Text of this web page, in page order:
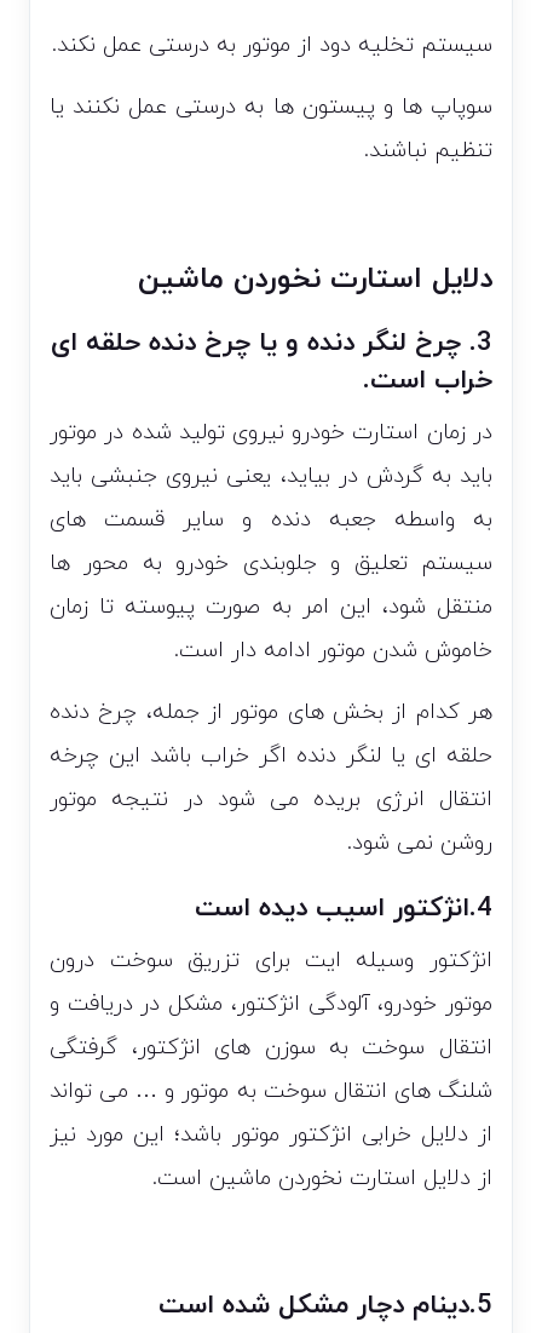
سیستم تخلیه دود از موتور به درستی عمل نکند.
سوپاپ ها و پیستون ها به درستی عمل نکنند یا
تنظیم نباشند.
دلایل استارت نخوردن ماشین
3. چرخ لنگر دنده و یا چرخ دنده حلقه ای
خراب است.
در زمان استارت خودرو نیروی تولید شده در موتور
باید به گردش در بیاید، یعنی نیروی جنبشی باید
به واسطه جعبه دنده و سایر قسمت های
سیستم تعلیق و جلوبندی خودرو به محور ها
منتقل شود، این امر به صورت پیوسته تا زمان
خاموش شدن موتور ادامه دار است.
هر کدام از بخش های موتور از جمله، چرخ دنده
حلقه ای یا لنگر دنده اگر خراب باشد این چرخه
انتقال انرژی بریده می شود در نتیجه موتور
روشن نمی شود.
4.انژکتور اسیب دیده است
انژکتور وسیله ایت برای تزریق سوخت درون
موتور خودرو، آلودگی انژکتور، مشکل در دریافت و
انتقال سوخت به سوزن های انژکتور، گرفتگی
شلنگ های انتقال سوخت به موتور و … می تواند
از دلایل خرابی انژکتور موتور باشد؛ این مورد نیز
از دلایل استارت نخوردن ماشین است.
5.دینام دچار مشکل شده است